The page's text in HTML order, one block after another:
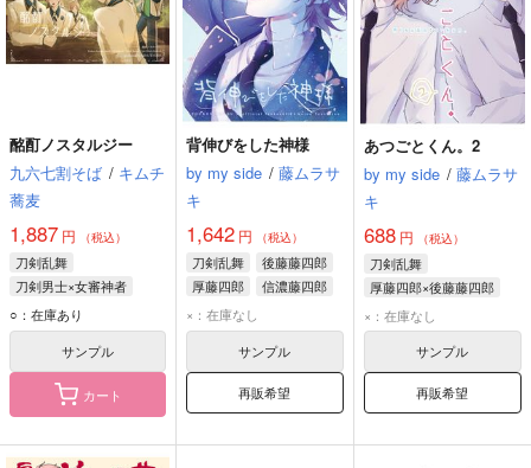
酩酊ノスタルジー
九六七割そば / キムチ
蕎麦
1,887 円 （税込）
刀剣乱舞
刀剣男士×女審神者
五虎退
厚藤四郎
秋田藤四郎
○：在庫あり
サンプル
カート
背伸びをした神様
by my side / 藤ムラサ
キ
1,642 円 （税込）
刀剣乱舞
後藤藤四郎
厚藤四郎
信濃藤四郎
×：在庫なし
サンプル
再販希望
あつごとくん。2
by my side / 藤ムラサ
キ
688円 （税込）
刀剣乱舞
厚藤四郎×後藤藤四郎
厚藤四郎
×：在庫なし
サンプル
再販希望